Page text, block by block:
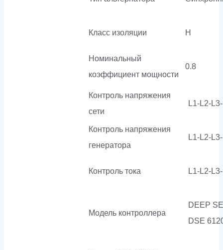
Класс изоляции H
Номинальный
коэффициент мощности
0.8
Контроль напряжения
сети
L1-L2-
Контроль напряжения
генератора
L1-L2-
Контроль тока L1-L2-
Модель контроллера
DEEP
DSE